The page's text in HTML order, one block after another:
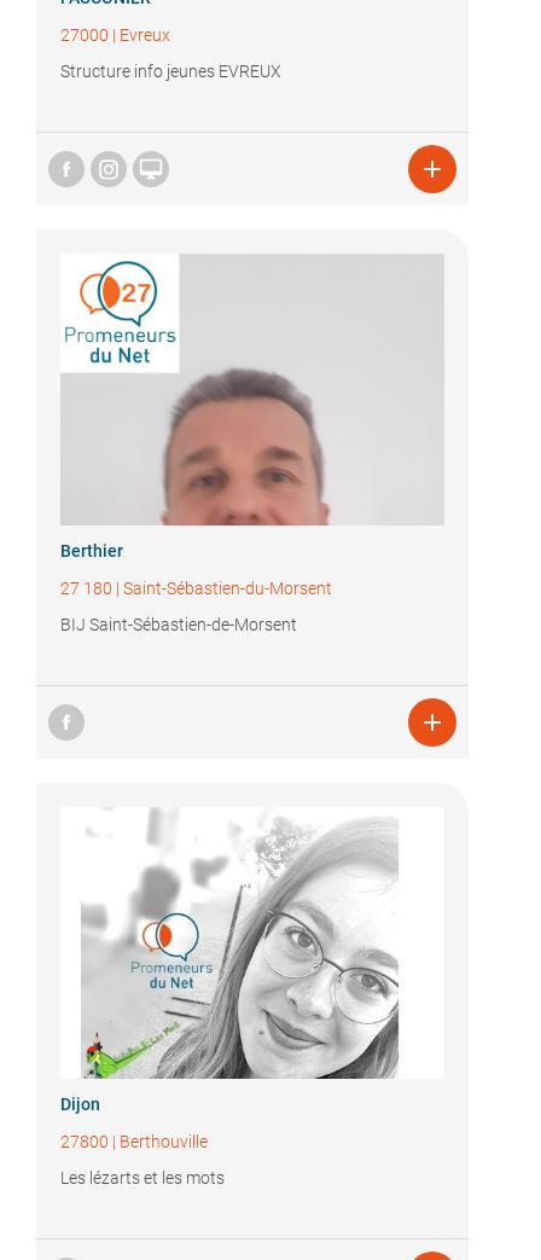
27000 | Evreux
Structure info jeunes EVREUX
 
Berthier
27 180 | Saint-Sébastien-du-Morsent
BIJ Saint-Sébastien-de-Morsent

Dijon
27800 | Berthouville
Les lézarts et les mots